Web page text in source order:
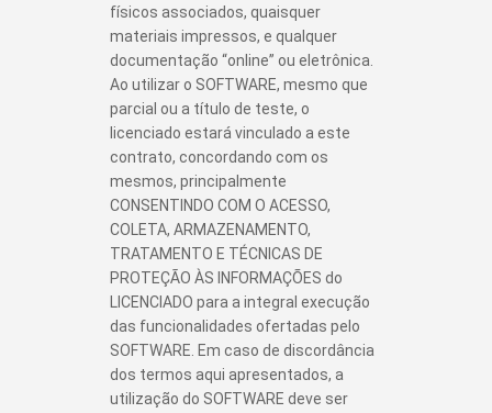
físicos associados, quaisquer
materiais impressos, e qualquer
documentação “online” ou eletrônica.
Ao utilizar o SOFTWARE, mesmo que
parcial ou a título de teste, o
licenciado estará vinculado a este
contrato, concordando com os
mesmos, principalmente
CONSENTINDO COM O ACESSO,
COLETA, ARMAZENAMENTO,
TRATAMENTO E TÉCNICAS DE
PROTEÇÃO ÀS INFORMAÇÕES do
LICENCIADO para a integral execução
das funcionalidades ofertadas pelo
SOFTWARE. Em caso de discordância
dos termos aqui apresentados, a
utilização do SOFTWARE deve ser